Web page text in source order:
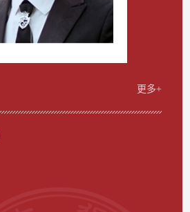
更多+